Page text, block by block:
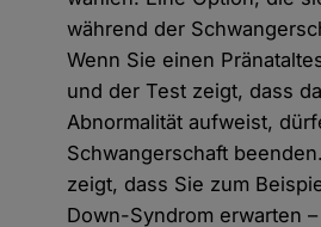
während der
Wenn Sie einen
und der Test zeigt, dass
Abnormalität aufweist,
Schwangerschaft
zeigt, dass Sie zum
Down-Syndrom erwarten